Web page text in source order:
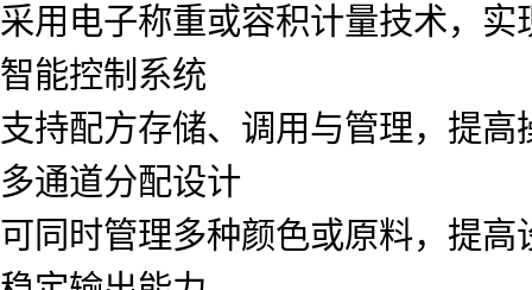
采用电子称重或容积计量技术，实
智能控制系统
支持配方存储、调用与管理，提高
多通道分配设计
可同时管理多种颜色或原料，提高